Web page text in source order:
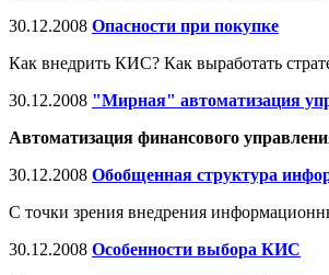
30.12.2008 Опасности при покупке
Как внедрить КИС? Как выработать
30.12.2008 "Мирная" автоматизация
Автоматизация финансового
30.12.2008 Обобщенная структура
С точки зрения внедрения
30.12.2008 Особенности выбора КИС